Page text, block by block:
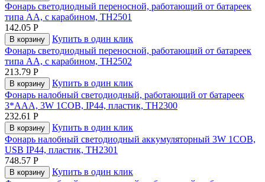
Фонарь светодиодный переносной, работающий от батареек
типа AA, с карабином, TH2501
142.05 Р
В корзину
Купить в один клик
Фонарь светодиодный переносной, работающий от батареек
типа AA, с карабином, TH2502
213.79 Р
В корзину
Купить в один клик
Фонарь налобный светодиодный, работающий от батареек
3*AAA, 3W 1COB, IP44, пластик, TH2300
232.61 Р
В корзину
Купить в один клик
Фонарь налобный светодиодный аккумуляторный 3W 1COB,
USB IP44, пластик, TH2301
748.57 Р
В корзину
Купить в один клик